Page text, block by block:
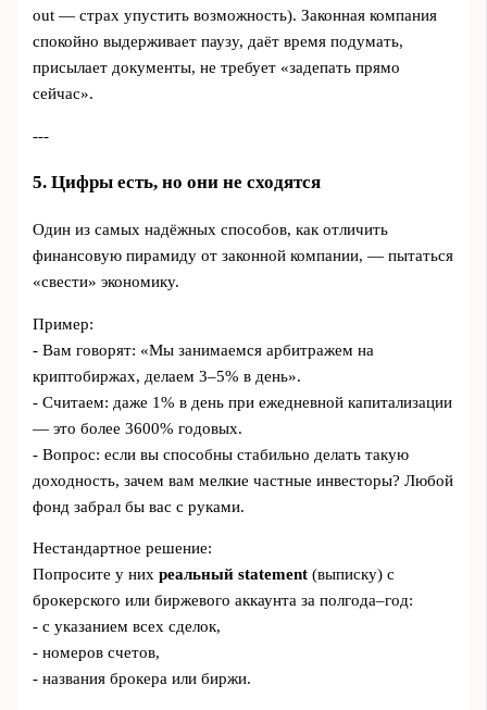
out — страх упустить возможность). Законная компания
спокойно выдерживает паузу, даёт время подумать,
присылает документы, не требует «задепать прямо
сейчас».
---
5. Цифры есть, но они не сходятся
Один из самых надёжных способов, как отличить
финансовую пирамиду от законной компании, — пытаться
«свести» экономику.
Пример:
- Вам говорят: «Мы занимаемся арбитражем на
криптобиржах, делаем 3–5% в день».
- Считаем: даже 1% в день при ежедневной капитализации
— это более 3600% годовых.
- Вопрос: если вы способны стабильно делать такую
доходность, зачем вам мелкие частные инвесторы? Любой
фонд забрал бы вас с руками.
Нестандартное решение:
Попросите у нихреальный statement (выписку) с
брокерского или биржевого аккаунта за полгода–год:
- с указанием всех сделок,
- номеров счетов,
- названия брокера или биржи.